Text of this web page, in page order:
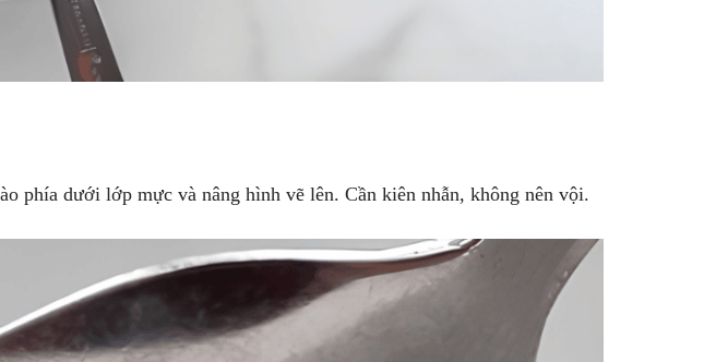
phía dưới lớp mực và nâng hình vẽ lên. Cần kiên nhẫn, không nên vội.